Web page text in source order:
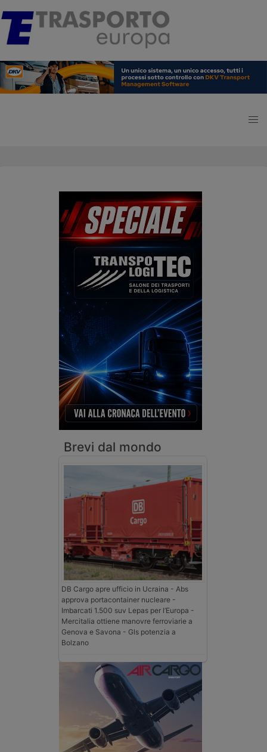
Brevi dal mondo
DB Cargo apre ufficio in Ucraina - Abs
approva portacontainer nucleare -
Imbarcati 1.500 suv Lepas per l’Europa -
Mercitalia ottiene manovre ferroviarie a
Genova e Savona - Gls potenzia a
Bolzano